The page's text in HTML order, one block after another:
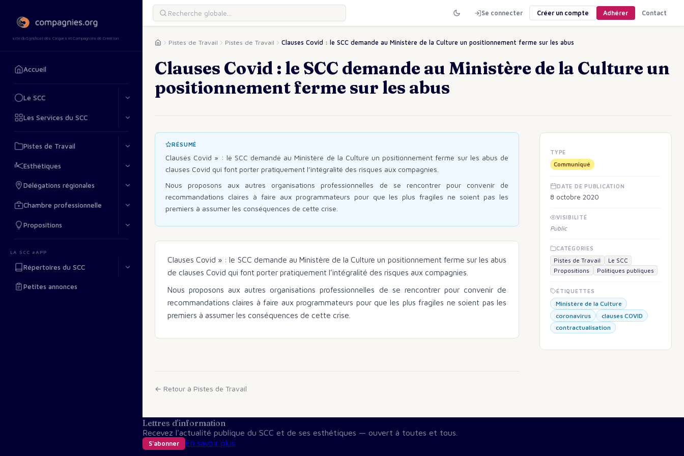
site du Syndicat des Cirques et Compagnies de Création
Accueil
Le SCC
Les Services du SCC
Pistes de Travail
Esthétiques
Délégations régionales
Chambre professionnelle
Propositions
LA SCC #APP
Répertoires du SCC
Petites annonces
Se connecter Créer un compte Adhérer Contact
Pistes de Travail Pistes de Travail Clauses Covid : le SCC demande au Ministère de la Culture un positionnement ferme sur les abus
Clauses Covid : le SCC demande au Ministère de la Culture un
positionnement ferme sur les abus
RÉSUMÉ
Clauses Covid » : le SCC demande au Ministère de la Culture un positionnement ferme sur les abus de
clauses Covid qui font porter pratiquement l’intégralité des risques aux compagnies.
Nous proposons aux autres organisations professionnelles de se rencontrer pour convenir de
recommandations claires à faire aux programmateurs pour que les plus fragiles ne soient pas les
premiers à assumer les conséquences de cette crise.
Clauses Covid » : le SCC demande au Ministère de la Culture un positionnement ferme sur les abus
de clauses Covid qui font porter pratiquement l’intégralité des risques aux compagnies.
Nous proposons aux autres organisations professionnelles de se rencontrer pour convenir de
recommandations claires à faire aux programmateurs pour que les plus fragiles ne soient pas les
premiers à assumer les conséquences de cette crise.
← Retour à Pistes de Travail
TYPE
Communiqué
DATE DE PUBLICATION
8 octobre 2020
VISIBILITÉ
Public
CATÉGORIES
Pistes de Travail
Le SCC
Propositions
Politiques publiques
ÉTIQUETTES
Ministère de la Culture
coronavirus
clauses COVID
contractualisation
Lettres d'information
Recevez l'actualité publique du SCC et de ses esthétiques — ouvert à toutes et tous.
S'abonner En savoir plus